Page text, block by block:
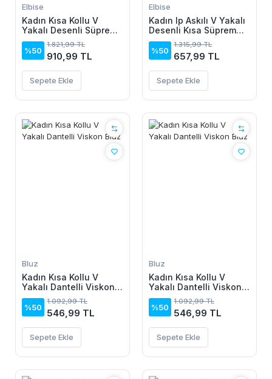
Elbise
Kadın Kısa Kollu V
Yakalı Desenli Süprem
Elbise
%50
1.821,99 TL
910,99 TL
Sepete Ekle
Elbise
Kadın Ip Askılı V Yakalı
Desenli Kısa Süprem
Elbise
%50
1.315,99 TL
657,99 TL
Sepete Ekle
Bluz
Kadın Kısa Kollu V
Yakalı Dantelli Viskon
Bluz
%50
1.092,99 TL
546,99 TL
Sepete Ekle
Bluz
Kadın Kısa Kollu V
Yakalı Dantelli Viskon
Bluz
%50
1.092,99 TL
546,99 TL
Sepete Ekle